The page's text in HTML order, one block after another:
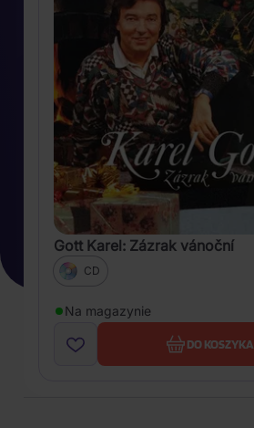
Gott Karel: Zázrak vánoční
CD
Na magazynie
DO KOSZYKA